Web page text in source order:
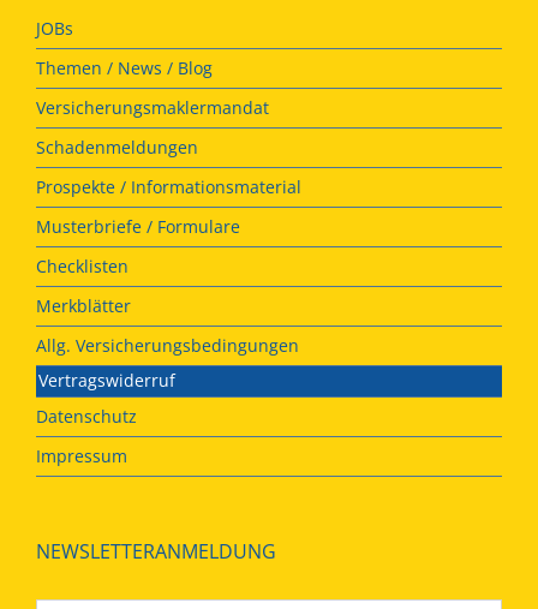
JOBs
Themen / News / Blog
Versicherungsmaklermandat
Schadenmeldungen
Prospekte / Informationsmaterial
Musterbriefe / Formulare
Checklisten
Merkblätter
Allg. Versicherungsbedingungen
Vertragswiderruf
Datenschutz
Impressum
NEWSLETTERANMELDUNG